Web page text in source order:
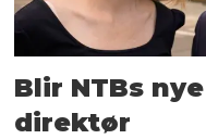
Blir NTBs
direktør